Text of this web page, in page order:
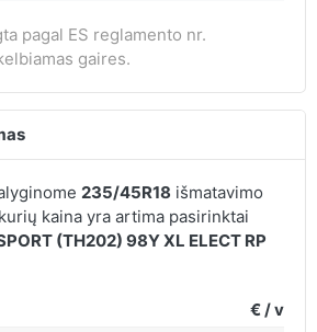
pagal ES reglamento nr.
gaires.
235/45R18 išmatavimo
kaina yra artima pasirinktai
(TH202) 98Y XL ELECT RP
€ / vnt.